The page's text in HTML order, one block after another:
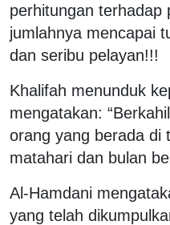
perhitungan terhadap
jumlahnya mencapai
dan seribu pelayan!!!
Khalifah menunduk
mengatakan:
orang yang berada di
matahari dan bulan
Al-Hamdani
yang telah